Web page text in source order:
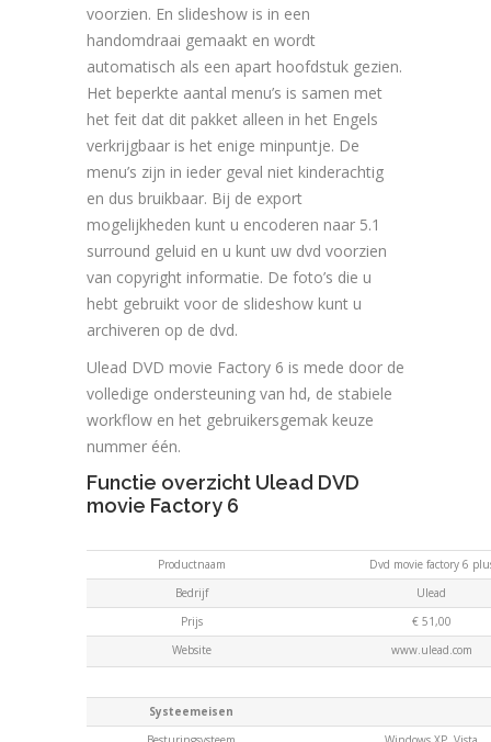
voorzien. En slideshow is in een
handomdraai gemaakt en wordt
automatisch als een apart hoofdstuk gezien.
Het beperkte aantal menu’s is samen met
het feit dat dit pakket alleen in het Engels
verkrijgbaar is het enige minpuntje. De
menu’s zijn in ieder geval niet kinderachtig
en dus bruikbaar. Bij de export
mogelijkheden kunt u encoderen naar 5.1
surround geluid en u kunt uw dvd voorzien
van copyright informatie. De foto’s die u
hebt gebruikt voor de slideshow kunt u
archiveren op de dvd.
Ulead DVD movie Factory 6 is mede door de
volledige ondersteuning van hd, de stabiele
workflow en het gebruikersgemak keuze
nummer één.
Functie overzicht Ulead DVD
movie Factory 6
Productnaam
Dvd movie factory 6
Bedrijf
Ulead
Prijs
€ 51,00
Website
www.ulead.com
Systeemeisen